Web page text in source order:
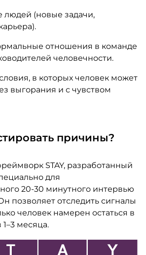
людей (новые задачи,
отношения в команде
человечности.
в которых человек может
выгорания и с чувством
причины?
STAY, разработанный
для
20-30 минутного интервью
позволяет отследить сигналы
человек намерен остаться в
месяца.